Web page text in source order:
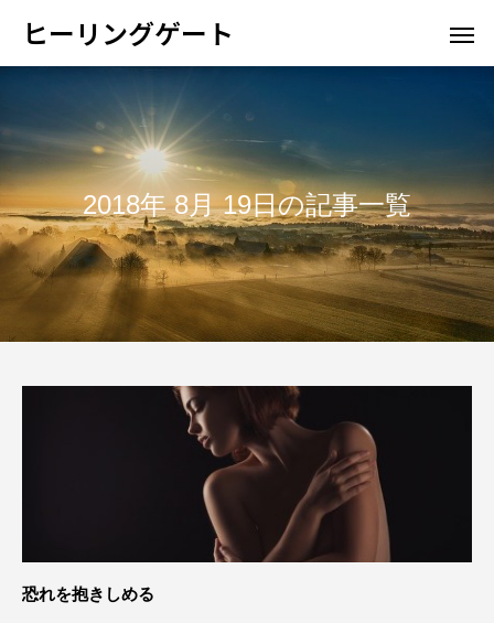
ヒーリングゲート
2018年 8月 19日の記事一覧
恐れを抱きしめる